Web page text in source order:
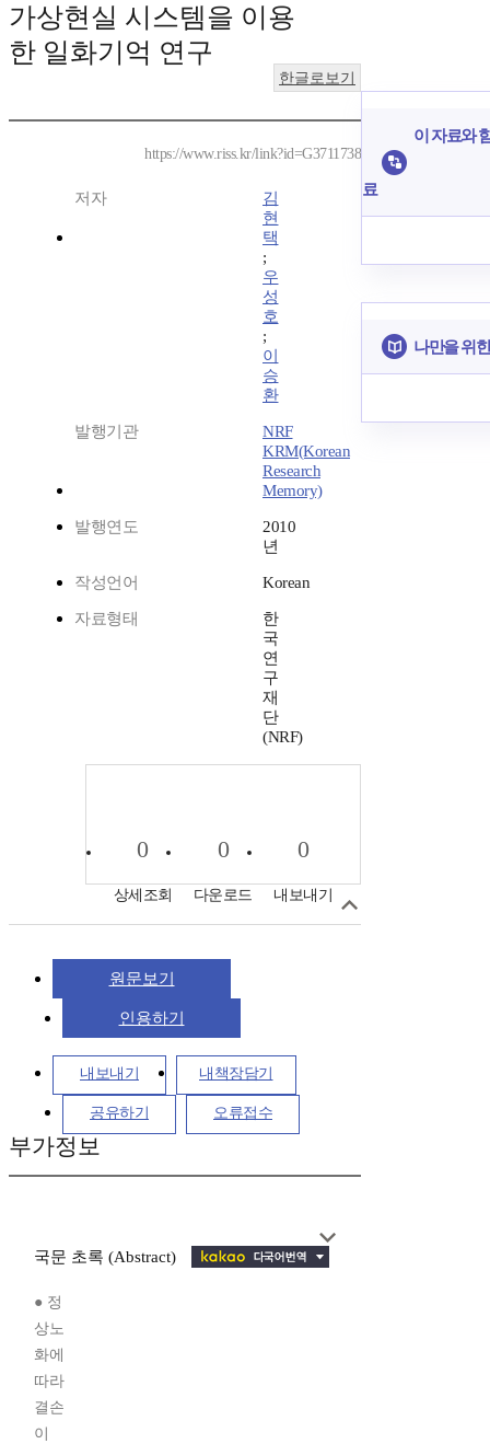
가상현실 시스템을 이용
한 일화기억 연구
한글로보기
https://www.riss.kr/link?id=G3711738
저자
김
현
택
;
우
성
호
;
이
승
환
발행기관
NRF
KRM(Korean
Research
Memory)
발행연도
2010
년
작성언어 Korean
자료형태
한
국
연
구
재
단
(NRF)
0
상세조회
0
다운로드
0
내보내기
원문보기
인용하기
내보내기 내책장담기
공유하기 오류접수
부가정보
국문 초록 (Abstract)
● 정
상노
화에
따라
결손
이
이 자료와
료
나만을 위